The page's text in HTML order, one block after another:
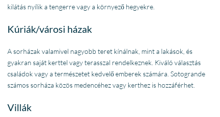
kilátás nyílik a tengerre vagy a környező hegyekre.
Kúriák/városi házak
A sorházak valamivel nagyobb teret kínálnak, mint a lakások, és
gyakran saját kerttel vagy terasszal rendelkeznek. Kiváló választás
családok vagy a természetet kedvelő emberek számára. Sotogrande
számos sorháza közös medencéhez vagy kerthez is hozzáférhet.
Villák